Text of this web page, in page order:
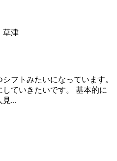
津
フトみたいになっています。
ていきたいです。 基本的に
見...